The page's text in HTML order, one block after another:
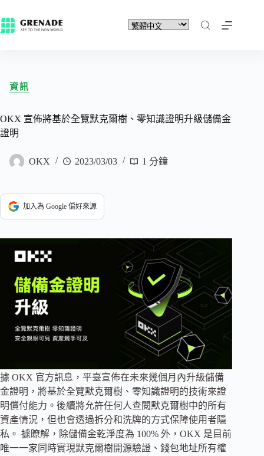
資訊
OKX 宣佈將基於全覽默克爾樹、零知識證明升級儲備金
證明
OKX 2023/03/03 1 分鐘
加入為 Google 偏好來源
據 OKX 官方訊息，平臺宣佈在未來幾個月內升級儲備
金證明，將基於全覽默克爾樹、零知識證明的技術來證
明償付能力。後續將允許任何人查閱默克爾樹中的所有
資產情況，但也會透過拆分和洗牌的方式保障使用者隱
私。 據瞭解，除儲備金乾淨度為 100% 外，OKX 是目前
唯一一家同時實現默克爾樹開源驗證、錢包地址所有權